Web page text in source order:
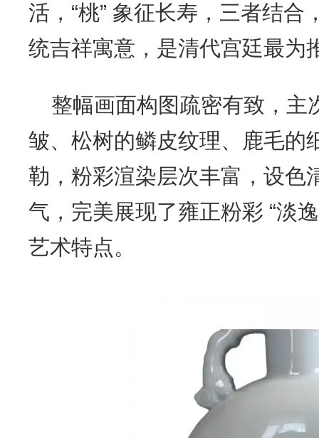
活，“桃” 象征长寿，三者结合
统吉祥寓意，是清代宫廷最为
整幅画面构图疏密有致，主
皱、松树的鳞皮纹理、鹿毛的
勒，粉彩渲染层次丰富，设色
气，完美展现了雍正粉彩 “淡
艺术特点。